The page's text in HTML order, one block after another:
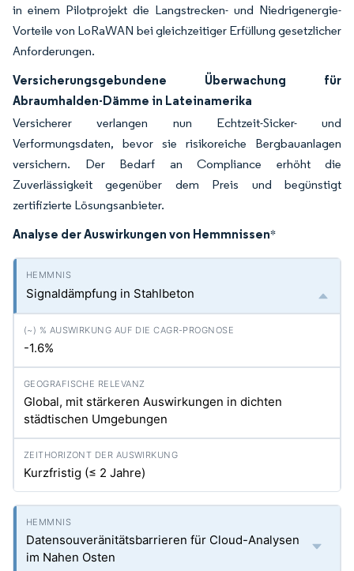
in einem Pilotprojekt die Langstrecken- und Niedrigenergie-
Vorteile von LoRaWAN bei gleichzeitiger Erfüllung gesetzlicher
Anforderungen.
Versicherungsgebundene Überwachung für
Abraumhalden-Dämme in Lateinamerika
Versicherer verlangen nun Echtzeit-Sicker- und
Verformungsdaten, bevor sie risikoreiche Bergbauanlagen
versichern. Der Bedarf an Compliance erhöht die
Zuverlässigkeit gegenüber dem Preis und begünstigt
zertifizierte Lösungsanbieter.
Analyse der Auswirkungen von Hemmnissen*
Signaldämpfung in Stahlbeton
-1.6%
Global, mit stärkeren Auswirkungen in dichten
städtischen Umgebungen
Kurzfristig (≤ 2 Jahre)
Datensouveränitätsbarrieren für Cloud-Analysen
im Nahen Osten